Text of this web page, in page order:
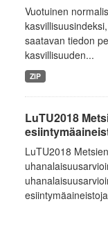
Vuotuinen
saatavan tiedon
kasvillisuuden...
ZIP
LuTU2018
LuTU2018